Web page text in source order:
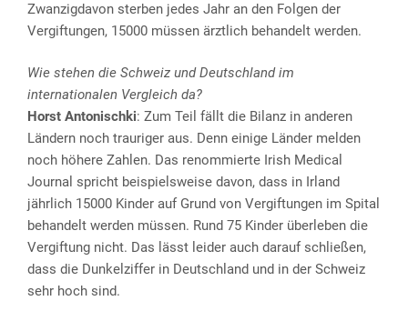
Zwanzigdavon sterben jedes Jahr an den Folgen der
Vergiftungen, 15000 müssen ärztlich behandelt werden.
Wie stehen die Schweiz und Deutschland im
internationalen Vergleich da?
Horst Antonischki: Zum Teil fällt die Bilanz in anderen
Ländern noch trauriger aus. Denn einige Länder melden
noch höhere Zahlen. Das renommierte Irish Medical
Journal spricht beispielsweise davon, dass in Irland
jährlich 15000 Kinder auf Grund von Vergiftungen im Spital
behandelt werden müssen. Rund 75 Kinder überleben die
Vergiftung nicht. Das lässt leider auch darauf schließen,
dass die Dunkelziffer in Deutschland und in der Schweiz
sehr hoch sind.